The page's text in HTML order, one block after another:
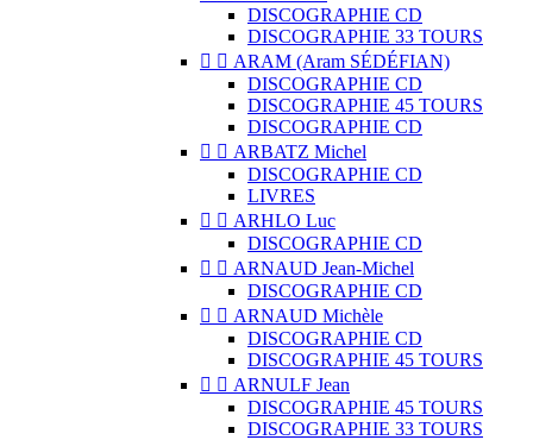
DISCOGRAPHIE CD
DISCOGRAPHIE 33 TOURS
  ARAM (Aram SÉDÉFIAN)
DISCOGRAPHIE CD
DISCOGRAPHIE 45 TOURS
DISCOGRAPHIE CD
  ARBATZ Michel
DISCOGRAPHIE CD
LIVRES
  ARHLO Luc
DISCOGRAPHIE CD
  ARNAUD Jean-Michel
DISCOGRAPHIE CD
  ARNAUD Michèle
DISCOGRAPHIE CD
DISCOGRAPHIE 45 TOURS
  ARNULF Jean
DISCOGRAPHIE 45 TOURS
DISCOGRAPHIE 33 TOURS